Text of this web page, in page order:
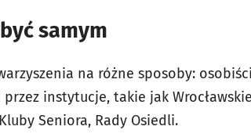
samym
na różne sposoby:
instytucje, takie jak
Seniora, Rady Osiedli.